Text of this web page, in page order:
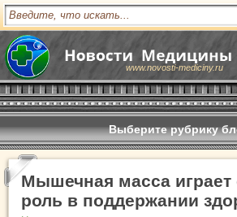
www.novosti-mediciny.ru
Выберите рубрику
Мышечная масса
роль в поддержании